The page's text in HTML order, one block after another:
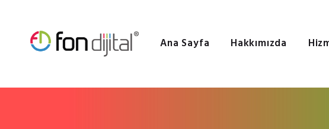
Ana Sayfa Hakkımızda